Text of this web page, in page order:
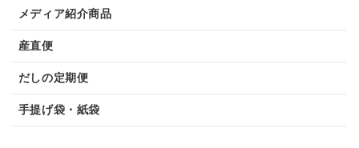
メディア紹介商品
産直便
だしの定期便
手提げ袋・紙袋